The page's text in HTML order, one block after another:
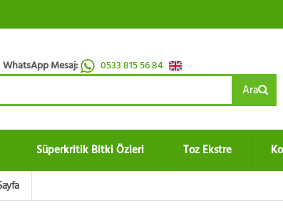
WhatsApp Mesaj: 0533 815 56 84
Ara
Süperkritik Bitki Özleri Toz Ekstre